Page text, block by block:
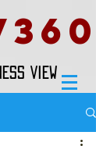
VIEW